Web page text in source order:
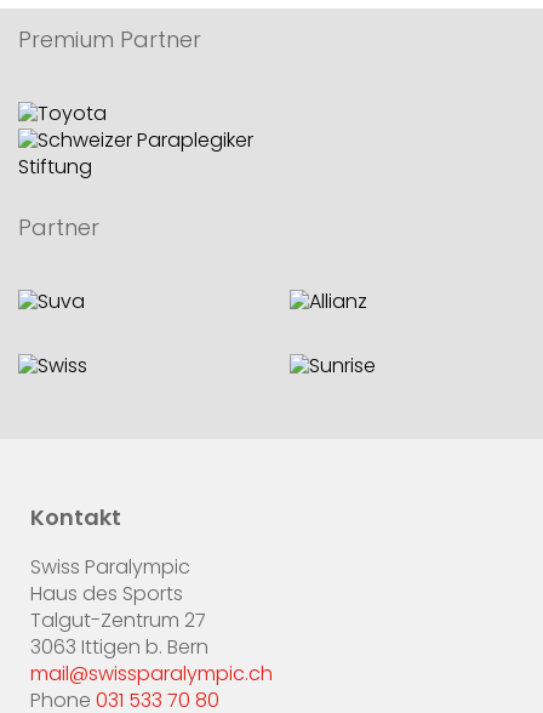
Premium Partner
Partner
Kontakt
Swiss Paralympic
Haus des Sports
Talgut-Zentrum 27
3063 Ittigen b. Bern
mail@swissparalympic.ch
Phone 031 533 70 80